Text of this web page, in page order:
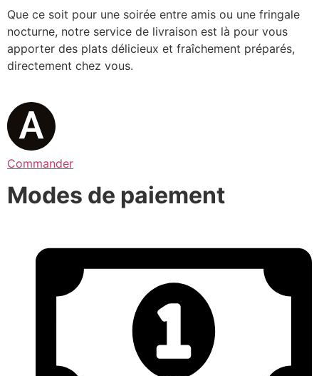
Que ce soit pour une soirée entre amis ou une fringale
nocturne, notre service de livraison est là pour vous
apporter des plats délicieux et fraîchement préparés,
directement chez vous.
Commander
Modes de paiement